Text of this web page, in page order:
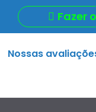
Fazer
Nossas